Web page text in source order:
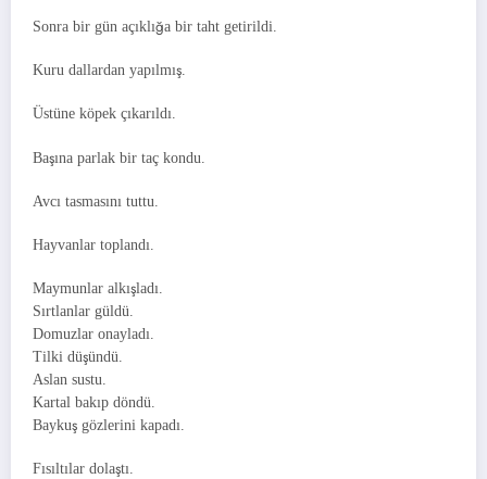
Sonra bir gün açıklığa bir taht getirildi.
Kuru dallardan yapılmış.
Üstüne köpek çıkarıldı.
Başına parlak bir taç kondu.
Avcı tasmasını tuttu.
Hayvanlar toplandı.
Maymunlar alkışladı.
Sırtlanlar güldü.
Domuzlar onayladı.
Tilki düşündü.
Aslan sustu.
Kartal bakıp döndü.
Baykuş gözlerini kapadı.
Fısıltılar dolaştı.